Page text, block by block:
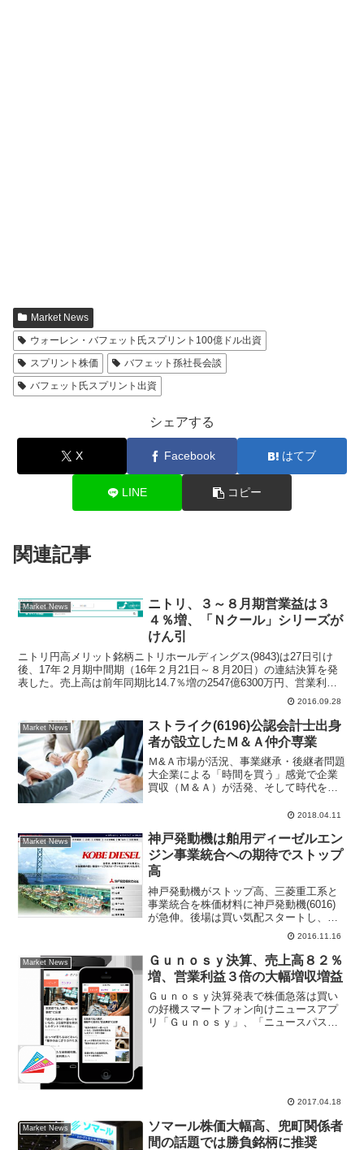
Market News
ウォーレン・バフェット氏スプリント100億ドル出資
スプリント株価
バフェット孫社長会談
バフェット氏スプリント出資
シェアする
X Facebook はてブ
LINE コピー
関連記事
Market News
ニトリ、３～８月期営業益は３
４％増、「Ｎクール」シリーズが
けん引
ニトリ円高メリット銘柄ニトリホールディングス(9843)は27日引け
後、17年２月期中間期（16年２月21日～８月20日）の連結決算を発
表した。売上高は前年同期比14.7％増の2547億6300万円、営業利益
2016.09.28
Market News
ストライク(6196)公認会計士出身
者が設立したＭ＆Ａ仲介専業
Ｍ&Ａ市場が活況、事業継承・後継者問題
大企業による「時間を買う」感覚で企業
買収（Ｍ＆Ａ）が活発、そして時代を反
Ｍ＆Ａ仲介が増加傾向にある。東証一部
者が設立したＭ＆...
2018.04.11
Market News
神戸発動機は舶用ディーゼルエン
ジン事業統合への期待でストップ
高
神戸発動機がストップ高、三菱重工系と
事業統合を株価材料に神戸発動機(6016)
が急伸。後場は買い気配スタートし、前
日比30円（33.7％）ストップ高水準の119
円まで買われている。同社は前週10日引
け後に、三菱重工業(7011)、三菱重工の...
2016.11.16
Market News
Ｇｕｎｏｓｙ決算、売上高８２％
増、営業利益３倍の大幅増収増益
Ｇｕｎｏｓｙ決算発表で株価急落は買い
の好機スマートフォン向けニュースアプ
リ「Ｇｕｎｏｓｙ」、「ニュースパス」
2017.04.18
Market News
ソマール株価大幅高、兜町関係者
間の話題では勝負銘柄に推奨